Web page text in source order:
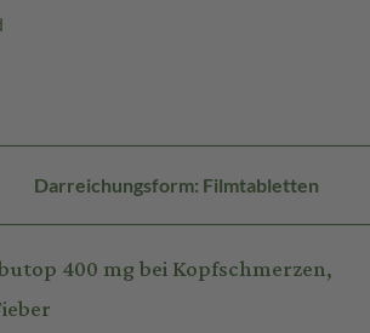
Darreichungsform: Filmtabletten
400 mg bei Kopfschmerzen,